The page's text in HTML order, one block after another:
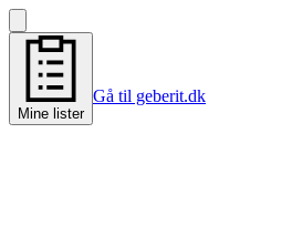
Mine lister
Gå til geberit.dk